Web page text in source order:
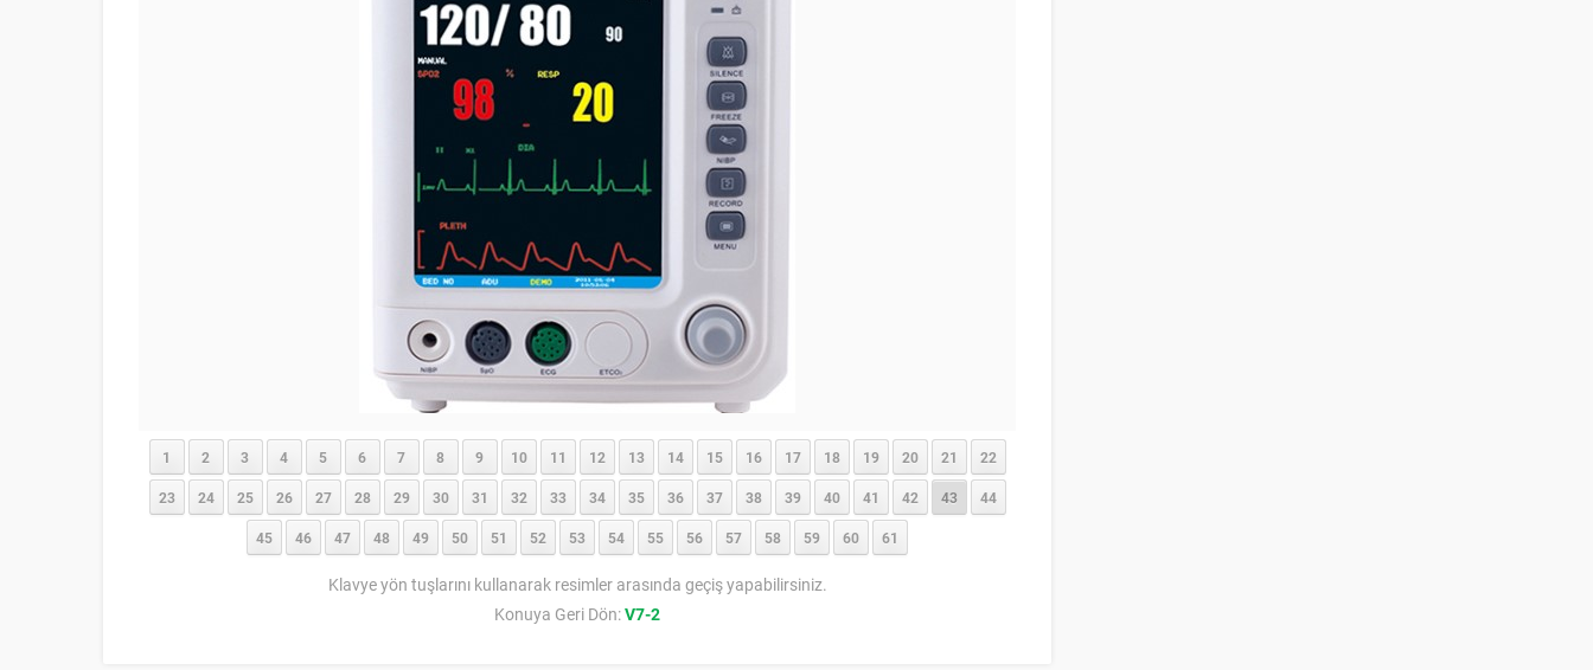
1 2 3 4 5 6 7 8 9 10 11 12 13 14 15 16 17 18 19 20 21 22
23 24 25 26 27 28 29 30 31 32 33 34 35 36 37 38 39 40 41 42 43 44
45 46 47 48 49 50 51 52 53 54 55 56 57 58 59 60 61
Klavye yön tuşlarını kullanarak resimler arasında geçiş yapabilirsiniz.
Konuya Geri Dön:V7-2